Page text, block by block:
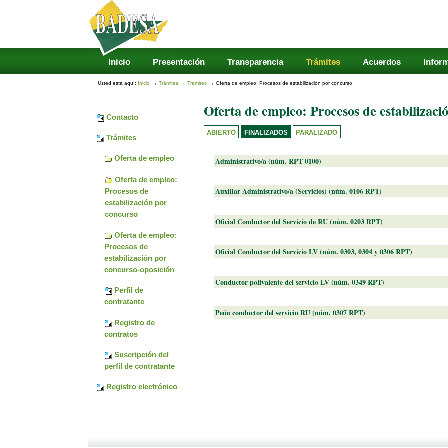
Cambiar
contenido.
Saltar
navegación
Secciones
Inicio Presentación Transparencia Trámites Acuerdos
Usted está aquí: Inicio →Trámites →Trámites →Oferta de empleo: Procesos de estabilización por concurso
Contacto
Trámites
Oferta de empleo
Oferta de empleo:
Procesos de
estabilización por
concurso
Oferta de empleo:
Procesos de
estabilización por
concurso-oposición
Perfil de
contratante
Registro de
contratos
Suscripción del
perfil de contratante
Registro electrónico
Oferta de empleo: Procesos de
ABIERTO FINALIZADOS PARALIZADO
Administrativo/a (núm. RPT 0100)
Auxiliar Administrativo/a (Servicios) (núm. 0106 RPT)
Oficial Conductor del Servicio de RU (núm. 0203 RPT)
Oficial Conductor del Servicio LV (núm. 0303, 0304 y 0306 RPT)
Conductor polivalente del servicio LV (núm. 0349 RPT)
Peón conductor del servicio RU (núm. 0307 RPT)